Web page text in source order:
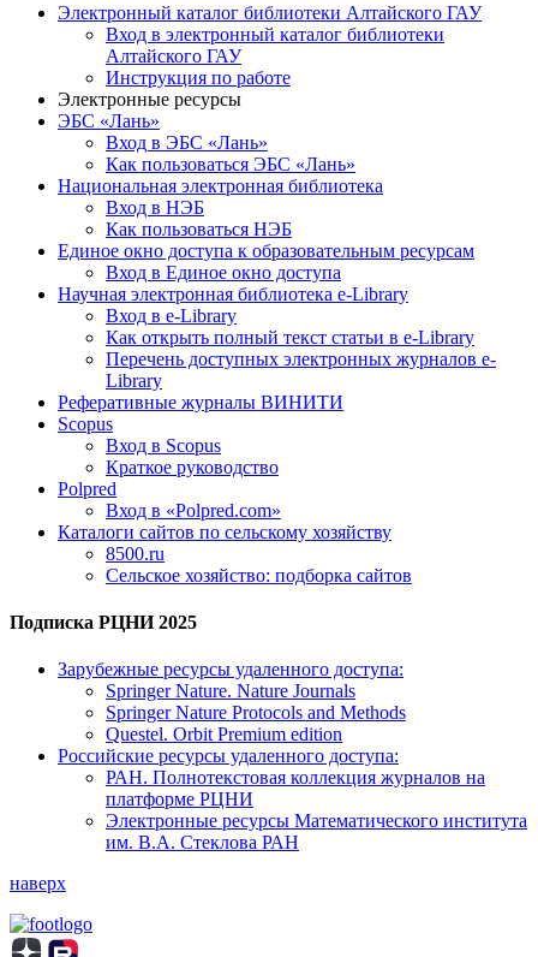
Электронный каталог библиотеки Алтайского ГАУ
Вход в электронный каталог библиотеки
Алтайского ГАУ
Инструкция по работе
Электронные ресурсы
ЭБС «Лань»
Вход в ЭБС «Лань»
Как пользоваться ЭБС «Лань»
Национальная электронная библиотека
Вход в НЭБ
Как пользоваться НЭБ
Единое окно доступа к образовательным ресурсам
Вход в Единое окно доступа
Научная электронная библиотека e-Library
Вход в e-Library
Как открыть полный текст статьи в e-Library
Перечень доступных электронных журналов e-
Library
Реферативные журналы ВИНИТИ
Scopus
Вход в Scopus
Краткое руководство
Polpred
Вход в «Polpred.com»
Каталоги сайтов по сельскому хозяйству
8500.ru
Сельское хозяйство: подборка сайтов
Подписка РЦНИ 2025
Зарубежные ресурсы удаленного доступа:
Springer Nature. Nature Journals
Springer Nature Protocols and Methods
Questel. Orbit Premium edition
Российские ресурсы удаленного доступа:
РАН. Полнотекстовая коллекция журналов на
платформе РЦНИ
Электронные ресурсы Математического института
им. В.А. Стеклова РАН
наверх